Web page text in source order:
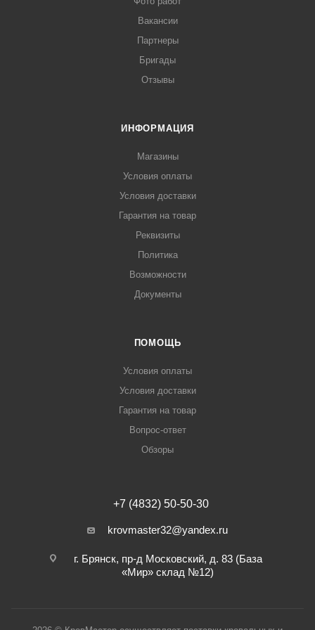
Вакансии
Партнеры
Бригады
Отзывы
ИНФОРМАЦИЯ
Магазины
Условия оплаты
Условия доставки
Гарантия на товар
Реквизиты
Политика
Возможности
Документы
ПОМОЩЬ
Условия оплаты
Условия доставки
Гарантия на товар
Вопрос-ответ
Обзоры
+7 (4832) 50-50-30
krovmaster32@yandex.ru
г. Брянск, пр-д Московский, д. 83 (База
«Мир» склад №12)